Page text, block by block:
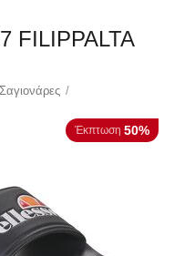
FILIPPALTA
Σαγιονάρες /
Έκπτωση 50%